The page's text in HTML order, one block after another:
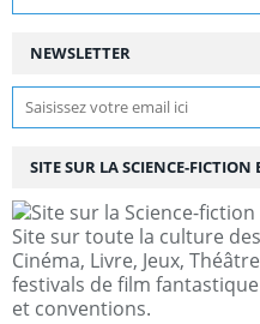
NEWSLETTER
SITE SUR LA SCIENCE-FICTION
Site sur toute la culture
Cinéma, Livre, Jeux,
festivals de film
et conventions.